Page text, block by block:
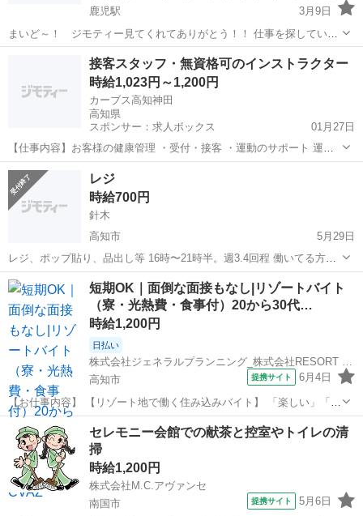
鹿児駅
3月9日
まいど～！ ジモティー見てくれてありがとう！！ 仕事を探している
人は、最後まで見てくださいね♪ オープニングスタッフ 大・大募
鹿児駅 その他
接客スタッフ・無資格可のインストラクター
時給1,023円～1,200円
カーブス高知神田
高知県
スポンサー：求人ボックス
01月27日
【仕事内容】お客様の健康管理 ・受付・接客 ・運動のサポート 運動
メニューはマシンを順番に使う サーキットトレーニングとストレッチ
のみ レッスンはないので未経験でも安心 各種研修制度も充実働き方は
自分次第。 マイペースさんもキャリ...
アルバイト・パート
レジ
時給700円
針木
高知市
5月29日
レジ、ポップ貼り、品出し等 16時〜21時半。週3.4回程 働いてる方も
優しく、働きやすい環境です。気になった方はお店まで連絡くださ
い。未経験者大歓迎！！
高知 その他
短期OK｜面倒な面接もなし|リゾートバイト
（寮・光熱費・食事付）20から30代…
時給1,200円
日払い
株式会社ジェネラルプランニング_株式会社RESORT CROSS リゾート部門
高知市
提携サイト 6月4日
【お仕事内容】 【リゾート地で働く住み込みバイト】 「楽しい」「嬉
しい」「美味しい」 そんな住込みリゾートバイトを始めてみません
か？ 「効率よく稼げるところで短期集中でお金を貯めたい」 「同年代
が多く友達と観光しながら働...
高知 高知市
セレモニー会館での献茶と控室やトイレの清
掃
時給1,200円
株式会社M.C.アヴァンセ
南国市
提携サイト 5月6日